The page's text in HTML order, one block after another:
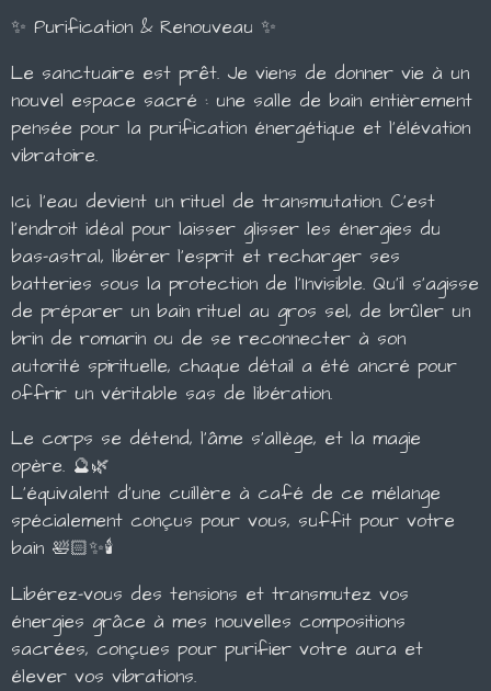
✨ Purification & Renouveau ✨
​Le sanctuaire est prêt. Je viens de donner vie à un
nouvel espace sacré : une salle de bain entièrement
pensée pour la purification énergétique et l'élévation
vibratoire.
​Ici, l'eau devient un rituel de transmutation. C'est
l'endroit idéal pour laisser glisser les énergies du
bas-astral, libérer l'esprit et recharger ses
batteries sous la protection de l'Invisible. Qu'il s'agisse
de préparer un bain rituel au gros sel, de brûler un
brin de romarin ou de se reconnecter à son
autorité spirituelle, chaque détail a été ancré pour
offrir un véritable sas de libération.
​Le corps se détend, l'âme s'allège, et la magie
opère. 🔮🌿
L'équivalent d'une cuillère à café de ce mélange
spécialement conçus pour vous, suffit pour votre
bain 🛀🏻✨🕯️
​Libérez-vous des tensions et transmutez vos
énergies grâce à mes nouvelles compositions
sacrées, conçues pour purifier votre aura et
élever vos vibrations.